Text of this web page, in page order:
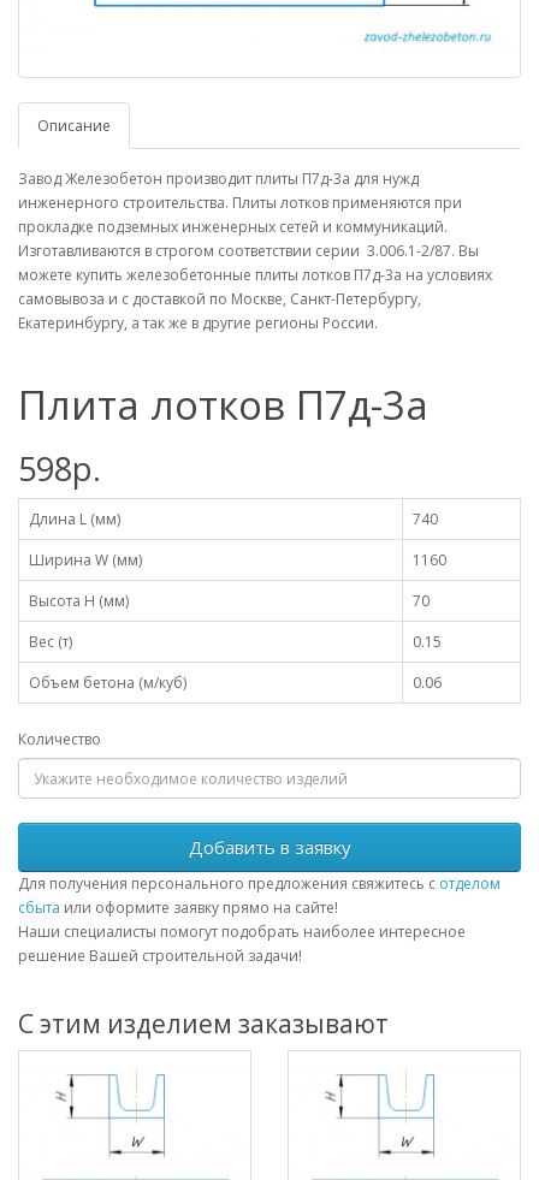
Описание
Завод Железобетон производит плиты П7д-3а для нужд
инженерного строительства. Плиты лотков применяются при
прокладке подземных инженерных сетей и коммуникаций.
Изготавливаются в строгом соответствии серии 3.006.1-2/87. Вы
можете купить железобетонные плиты лотков П7д-3а на условиях
самовывоза и с доставкой по Москве, Санкт-Петербургу,
Екатеринбургу, а так же в другие регионы России.
Плита лотков П7д-3а
598р.
Длина L (мм)
740
Ширина W (мм)
1160
Высота H (мм)
70
Вес (т)
0.15
Объем бетона (м/куб)
0.06
Количество
Добавить в заявку
Для получения персонального предложения свяжитесь с отделом
сбыта или оформите заявку прямо на сайте!
Наши специалисты помогут подобрать наиболее интересное
решение Вашей строительной задачи!
С этим изделием заказывают